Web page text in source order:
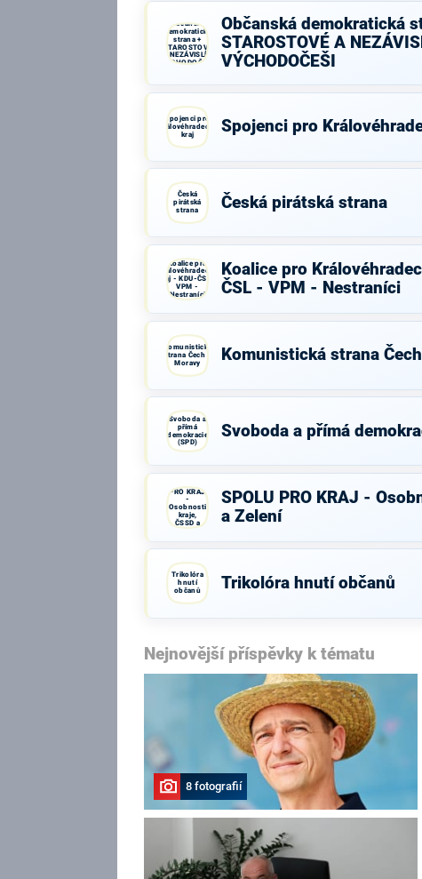
Občanská
demokratická
strana +
STAROSTOVÉ
A NEZÁVISLÍ a
VÝCHODOČEŠI
Občanská demokratická
STAROSTOVÉ A
VÝCHODOČEŠI
Spojenci pro
Královéhradecký
kraj
Spojenci pro
Česká
pirátská
strana
Česká pirátská strana
Koalice pro
Královéhradecký
kraj - KDU-ČSL -
VPM -
Nestraníci
Koalice pro
ČSL - VPM - Nestraníci
Komunistická
strana Čech a
Moravy
Komunistická strana
Svoboda a
přímá
demokracie
(SPD)
Svoboda a přímá
PRO KRAJ
-
Osobnosti
kraje,
ČSSD a
Zelení
SPOLU PRO KRAJ -
a Zelení
Trikolóra
hnutí
občanů
Trikolóra hnutí občanů
Nejnovější příspěvky k tématu
8 fotografií